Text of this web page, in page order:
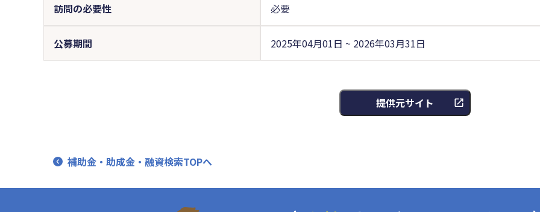
訪問の必要性 必要
公募期間 2025年04月01日 ~ 2026年03月31日
提供元サイト
補助金・助成金・融資検索TOPへ